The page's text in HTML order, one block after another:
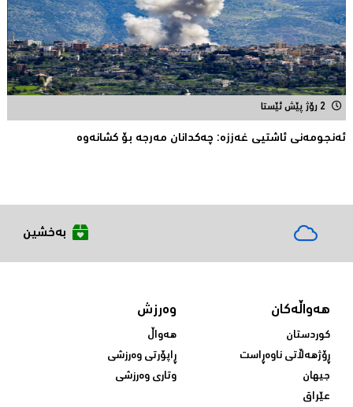
2 رۆژ پێش ئێستا
ئەنجومەنى ئاشتیی غەززە: چەکدانان مەرجە بۆ کشانەوە
بەخشین
هەواڵەکان
کوردستان
ڕۆژهەڵاتی ناوەڕاست
جیهان
عێراق
وەرزش
هەواڵ
ڕاپۆرتی وەرزشی
وتاری وەرزشی